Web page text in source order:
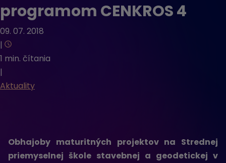
programom CENKROS 4
09. 07. 2018
|
1 min. čítania
|
Aktuality
Obhajoby maturitných projektov na Strednej
priemyselnej škole stavebnej a geodetickej v